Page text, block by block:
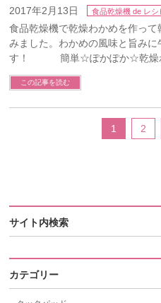
2017年2月13日 食品乾燥機 de レシ
食品乾燥機で乾燥わかめを作っ
みました。わかめの風味と旨み
す！ 簡単☆ぽかぽか☆乾燥
この記事を読む
1 2
サイト内検索
カテゴリー